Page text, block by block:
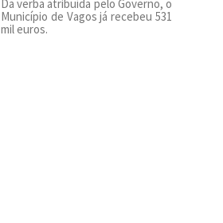
Da verba atribuída pelo Governo, o
Município de Vagos já recebeu 531
mil euros.